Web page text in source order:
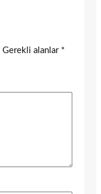
Gerekli alanlar *